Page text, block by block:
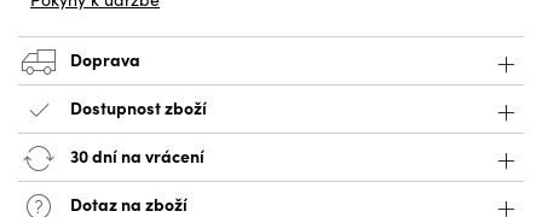
Doprava
Dostupnost zboží
30 dní na vrácení
Dotaz na zboží